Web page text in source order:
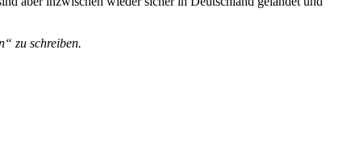
zu schreiben.